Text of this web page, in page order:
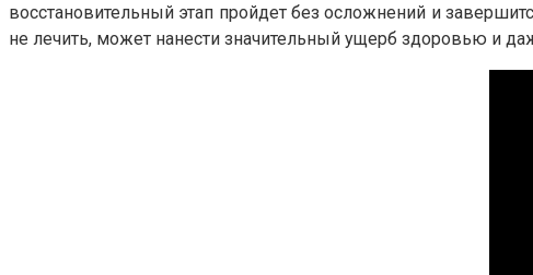
восстановительный этап пройдет без осложнений и
не лечить, может нанести значительный ущерб здоровью и